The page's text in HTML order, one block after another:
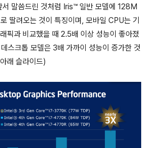
서 말씀드린 것처럼 Iris™ 일반 모델에 128M
딸려오는 것이 특징이며, 모바일 CPU는 기
픽과 비교했을 때 2.5배 이상 성능이 좋아졌
스크톱 모델은 3배 가까이 성능이 증가한 것
래 슬라이드)